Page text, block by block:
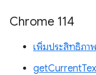
Chrome 114
เพิ่มประสิทธิภา